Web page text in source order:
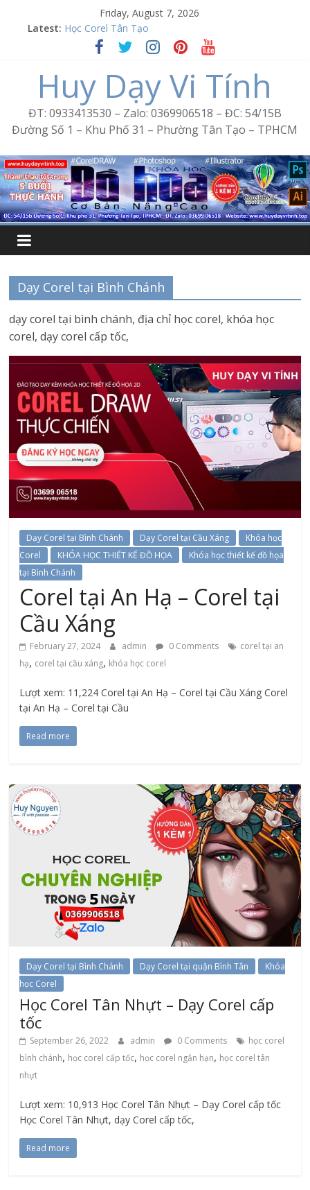
Friday, August 7, 2026
Latest:
Word Bình Trị Đông – Tin học văn phòng cấp tốc
Học Corel Tân Tạo
Cách tạo USB Boot bằng Ventoy
Excel Bình Trị Đông – Vi tính văn phòng cấp tốc
Huy Dạy Vi Tính
ĐT: 0933413530 – Zalo: 0369906518 – ĐC: 54/15B
Đường Số 1 – Khu Phố 31 – Phường Tân Tạo – TPHCM
Dạy Corel tại Bình Chánh
dạy corel tại bình chánh, địa chỉ học corel, khóa học
corel, dạy corel cấp tốc,
Dạy Corel tại Bình Chánh Dạy Corel tại Cầu Xáng
Khóa học
Corel
KHÓA HỌC THIẾT KẾ ĐỒ HỌA
Khóa học thiết kế đồ họa
tại Bình Chánh
Corel tại An Hạ – Corel tại
Cầu Xáng
February 27, 2024 admin 0 Comments
corel tại an
hạ, corel tại cầu xáng, khóa học corel
Lượt xem: 11,224 Corel tại An Hạ – Corel tại Cầu Xáng Corel
tại An Hạ – Corel tại Cầu
Read more
Dạy Corel tại Bình Chánh Dạy Corel tại quận Bình Tân
Khóa
học Corel
Học Corel Tân Nhựt – Dạy Corel cấp
tốc
September 26, 2022 admin 0 Comments
học corel
bình chánh, học corel cấp tốc, học corel ngắn hạn, học corel tân
nhựt
Lượt xem: 10,913 Học Corel Tân Nhựt – Dạy Corel cấp tốc
Học Corel Tân Nhựt, dạy Corel cấp tốc,
Read more